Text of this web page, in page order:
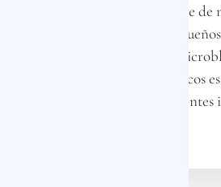
cómodo posible y libre de
garantiza que los
realizarán durante el
sientan. Nuestros técnicos
durante el proceso